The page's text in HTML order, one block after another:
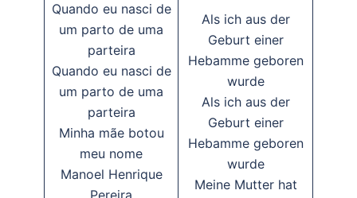
Quando eu nasci de
um parto de uma
parteira
Quando eu nasci de
um parto de uma
parteira
Minha mãe botou
meu nome
Manoel Henrique
Pereira
Als ich aus der
Geburt einer
Hebamme geboren
wurde
Als ich aus der
Geburt einer
Hebamme geboren
wurde
Meine Mutter hat